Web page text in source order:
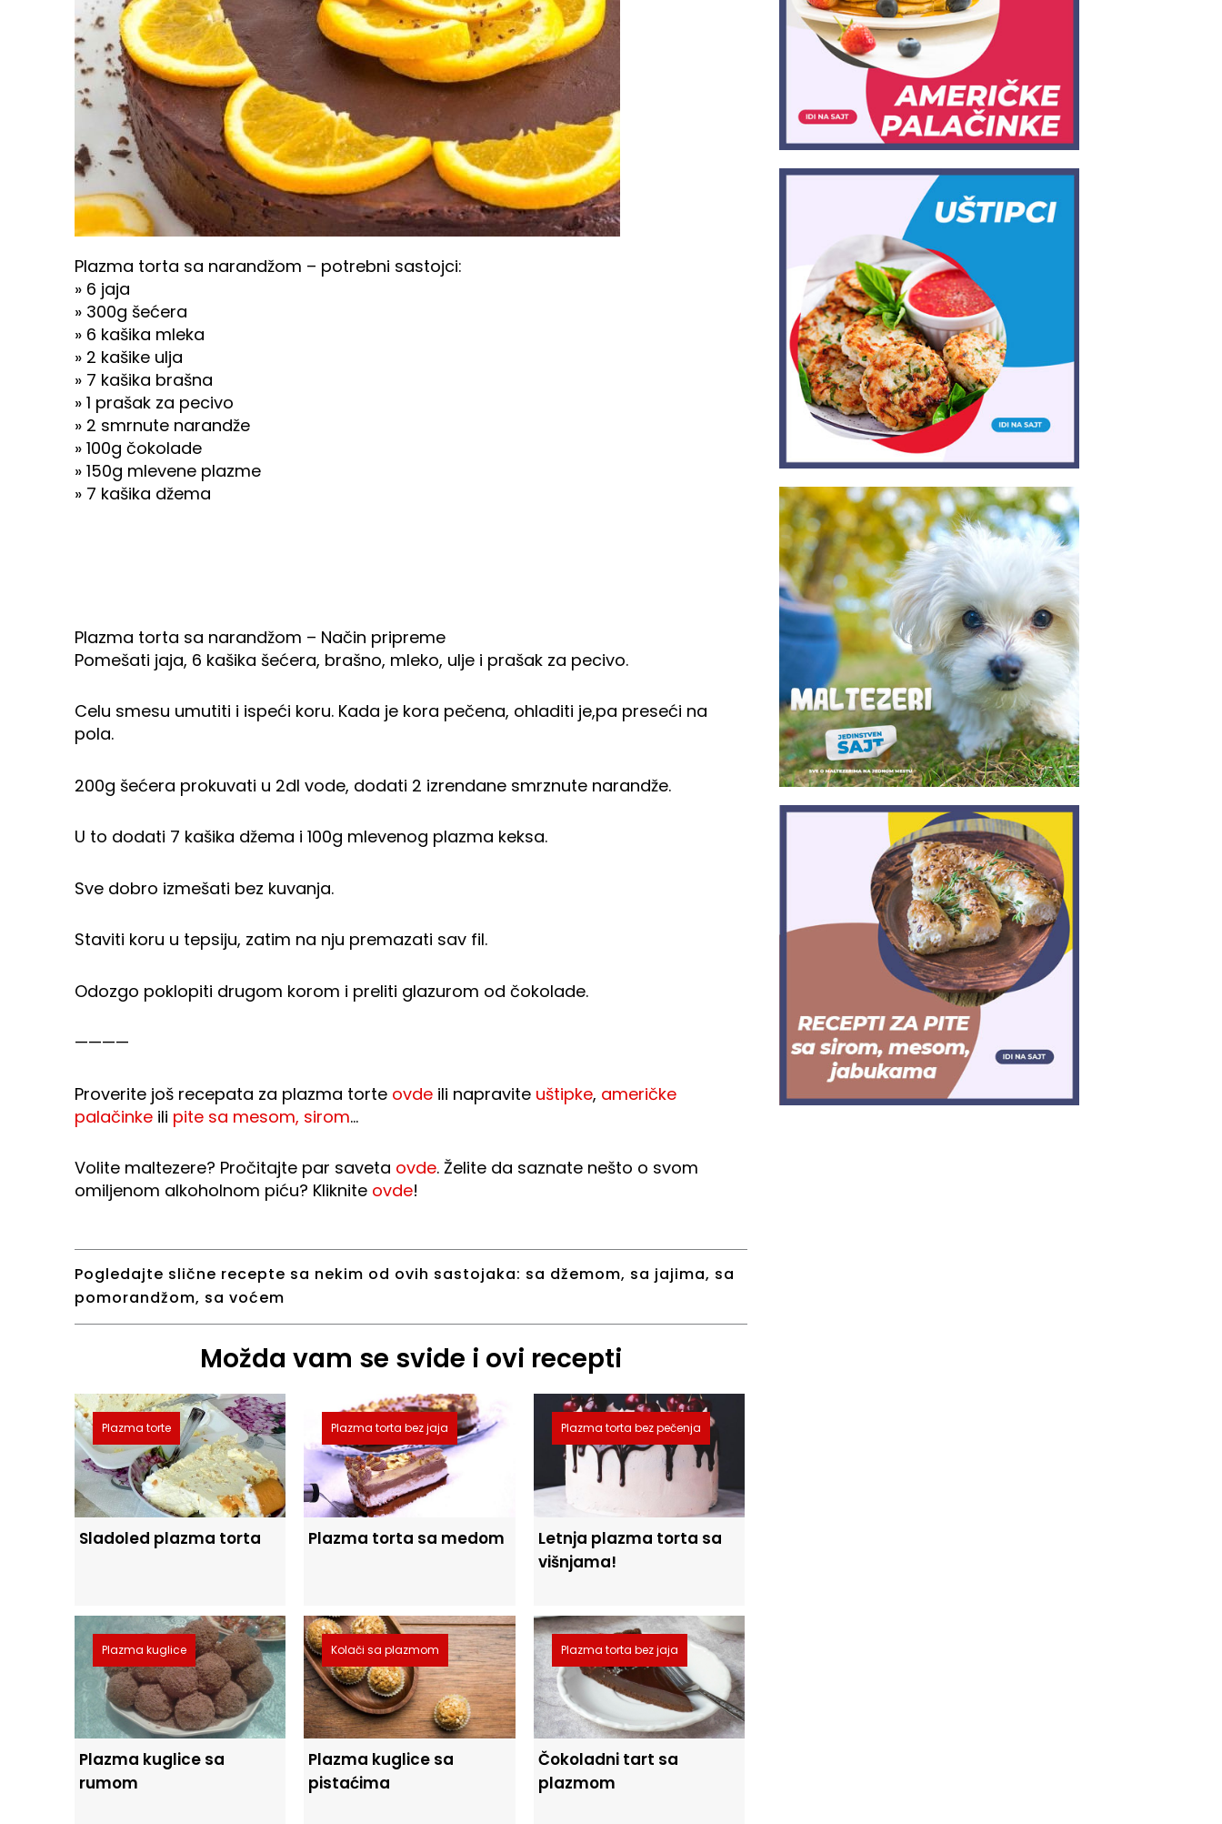
Plazma torta sa narandžom – potrebni sastojci:
» 6 jaja
» 300g šećera
» 6 kašika mleka
» 2 kašike ulja
» 7 kašika brašna
» 1 prašak za pecivo
» 2 smrnute narandže
» 100g čokolade
» 150g mlevene plazme
» 7 kašika džema
Plazma torta sa narandžom – Način pripreme
Pomešati jaja, 6 kašika šećera, brašno, mleko, ulje i prašak za pecivo.
Celu smesu umutiti i ispeći koru. Kada je kora pečena, ohladiti je,pa preseći na
pola.
200g šećera prokuvati u 2dl vode, dodati 2 izrendane smrznute narandže.
U to dodati 7 kašika džema i 100g mlevenog plazma keksa.
Sve dobro izmešati bez kuvanja.
Staviti koru u tepsiju, zatim na nju premazati sav fil.
Odozgo poklopiti drugom korom i preliti glazurom od čokolade.
————
Proverite još recepata za plazma torte ovde ili napravite uštipke, američke
palačinke ili pite sa mesom, sirom…
Volite maltezere? Pročitajte par saveta ovde. Želite da saznate nešto o svom
omiljenom alkoholnom piću? Kliknite ovde!
Pogledajte slične recepte sa nekim od ovih sastojaka: sa džemom, sa jajima, sa
pomorandžom, sa voćem
Možda vam se svide i ovi recepti
Plazma torte
Sladoled plazma torta
Plazma torta bez jaja
Plazma torta sa medom
Plazma torta bez pečenja
Letnja plazma torta sa
višnjama!
Plazma kuglice
Plazma kuglice sa
rumom
Kolači sa plazmom
Plazma kuglice sa
pistaćima
Plazma torta bez jaja
Čokoladni tart sa
plazmom